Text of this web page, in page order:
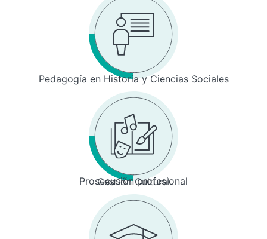
Pedagogía en Historia y Ciencias Sociales
Prosecusión profesional
Gestión Cultural